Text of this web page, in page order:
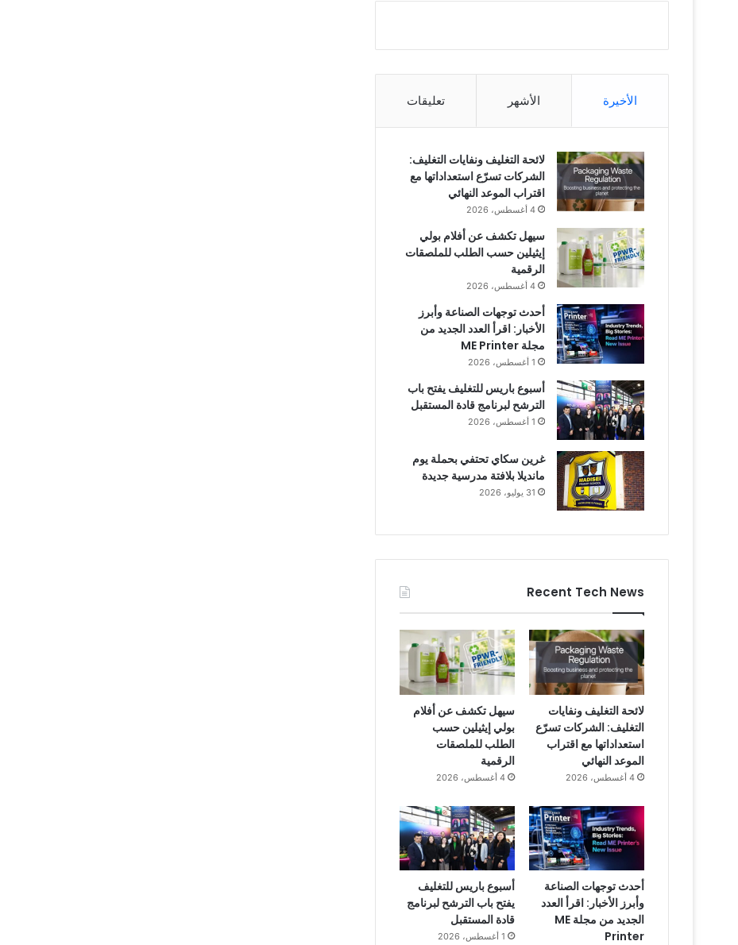
الأخيرة الأشهر تعليقات
لائحة التغليف ونفايات التغليف:
الشركات تسرّع استعداداتها مع
اقتراب الموعد النهائي
4 أغسطس، 2026
سيهل تكشف عن أفلام بولي
إيثيلين حسب الطلب للملصقات
الرقمية
4 أغسطس، 2026
أحدث توجهات الصناعة وأبرز
الأخبار: اقرأ العدد الجديد من
مجلة ME Printer
1 أغسطس، 2026
أسبوع باريس للتغليف يفتح باب
الترشح لبرنامج قادة المستقبل
1 أغسطس، 2026
غرين سكاي تحتفي بحملة يوم
مانديلا بلافتة مدرسية جديدة
31 يوليو، 2026
Recent Tech News
لائحة التغليف ونفايات
التغليف: الشركات تسرّع
استعداداتها مع اقتراب
الموعد النهائي
4 أغسطس، 2026
سيهل تكشف عن أفلام
بولي إيثيلين حسب
الطلب للملصقات
الرقمية
4 أغسطس، 2026
أحدث توجهات الصناعة
وأبرز الأخبار: اقرأ العدد
الجديد من مجلة ME
Printer
أسبوع باريس للتغليف
يفتح باب الترشح لبرنامج
قادة المستقبل
1 أغسطس، 2026